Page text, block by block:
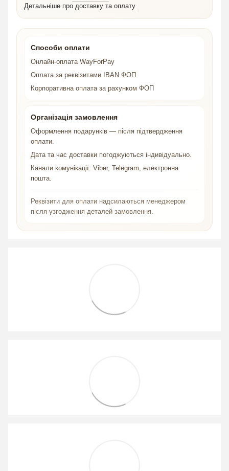
Детальніше про доставку та оплату
Способи оплати
Онлайн-оплата WayForPay
Оплата за реквізитами IBAN ФОП
Корпоративна оплата за рахунком ФОП
Організація замовлення
Оформлення подарунків — після підтвердження
оплати.
Дата та час доставки погоджуються індивідуально.
Канали комунікації: Viber, Telegram, електронна
пошта.
Реквізити для оплати надсилаються менеджером
після узгодження деталей замовлення.